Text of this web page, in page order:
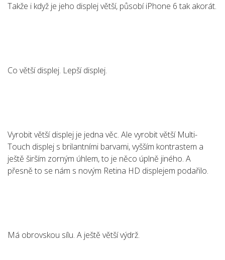
Takže i když je jeho displej větší, působí iPhone 6 tak akorát.
Co větší displej. Lepší displej.
Vyrobit větší displej je jedna věc. Ale vyrobit větší Multi-
Touch displej s brilantními barvami, vyšším kontrastem a
ještě širším zorným úhlem, to je něco úplně jiného. A
přesně to se nám s novým Retina HD displejem podařilo.
Má obrovskou sílu. A ještě větší výdrž.